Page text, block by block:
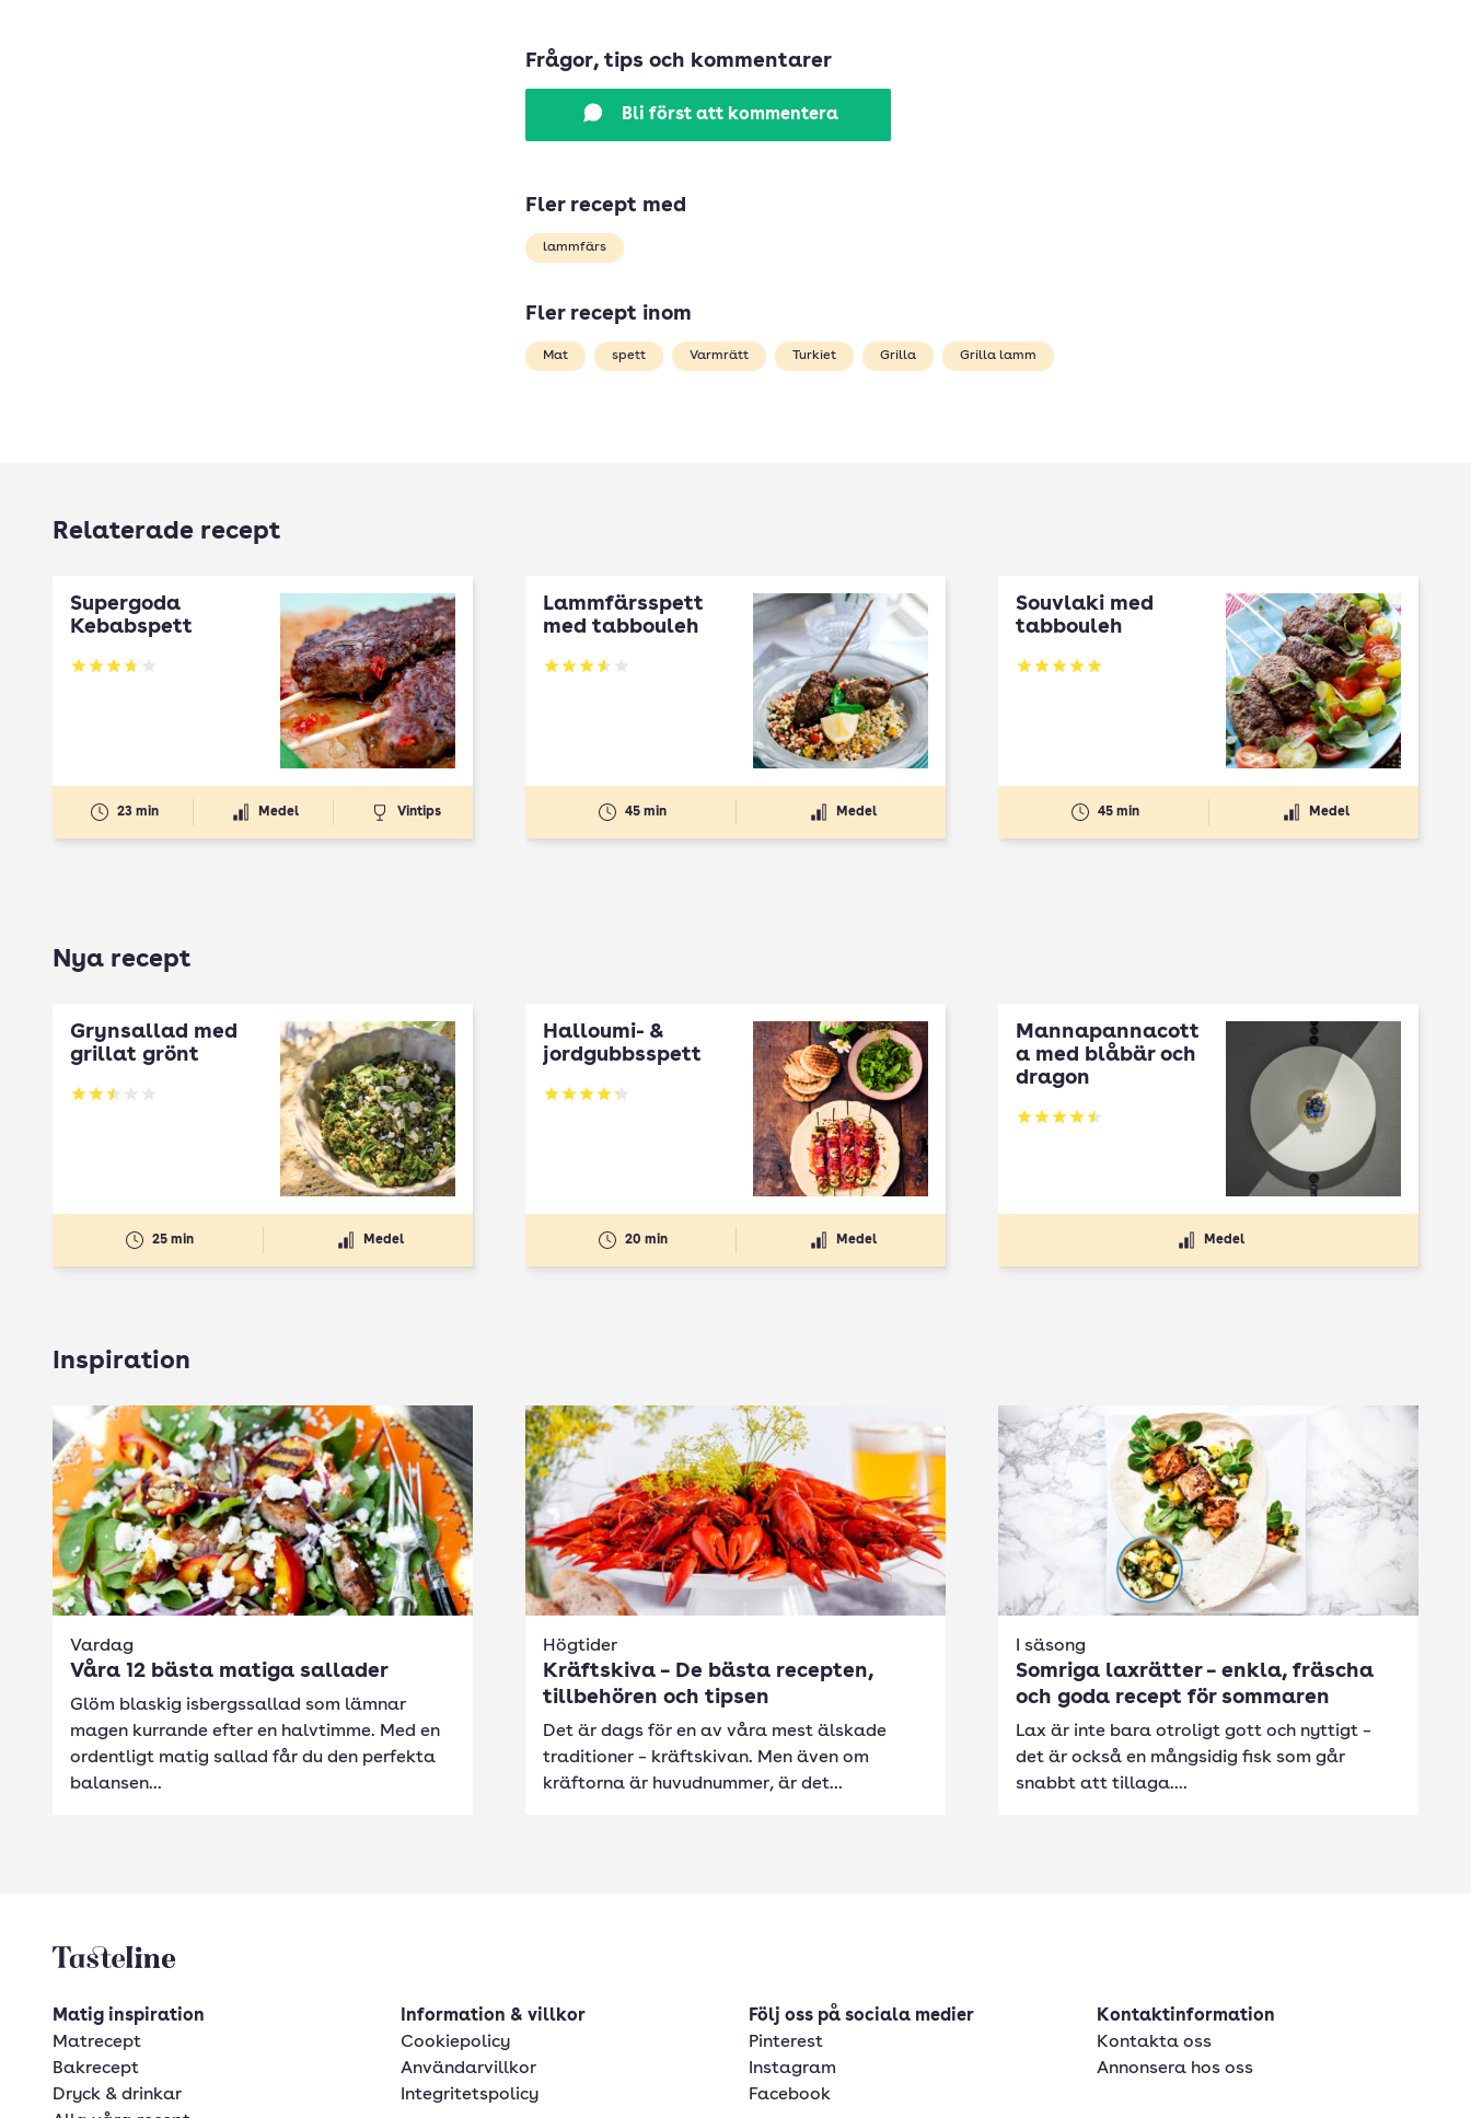
Frågor, tips och kommentarer
Bli först att kommentera
Fler recept med
lammfärs
Fler recept inom
Mat spett Varmrätt Turkiet Grilla Grilla lamm
Relaterade recept
Supergoda
Kebabspett
Betyg: 3.71 av 5
23 min Medel Vintips
Lammfärsspett
med tabbouleh
Betyg: 3.58 av 5
45 min Medel
Souvlaki med
tabbouleh
Betyg: 5 av 5
45 min Medel
Nya recept
Grynsallad med
grillat grönt
Betyg: 2.5 av 5
25 min Medel
Halloumi- &
jordgubbsspett
Betyg: 4.3 av 5
20 min Medel
Mannapannacott
a med blåbär och
dragon
Betyg: 4.5 av 5
Medel
Inspiration
Vardag
Våra 12 bästa matiga sallader
Glöm blaskig isbergssallad som lämnar
magen kurrande efter en halvtimme. Med en
ordentligt matig sallad får du den perfekta
balansen...
Högtider
Kräftskiva – De bästa recepten,
tillbehören och tipsen
Det är dags för en av våra mest älskade
traditioner – kräftskivan. Men även om
kräftorna är huvudnummer, är det...
I säsong
Somriga laxrätter – enkla, fräscha
och goda recept för sommaren
Lax är inte bara otroligt gott och nyttigt –
det är också en mångsidig fisk som går
snabbt att tillaga....
Tasteline startsida
Matig inspiration
Matrecept
Bakrecept
Dryck & drinkar
Information & villkor
Cookiepolicy
Användarvillkor
Integritetspolicy
Följ oss på sociala medier
Pinterest
Instagram
Facebook
Kontaktinformation
Kontakta oss
Annonsera hos oss